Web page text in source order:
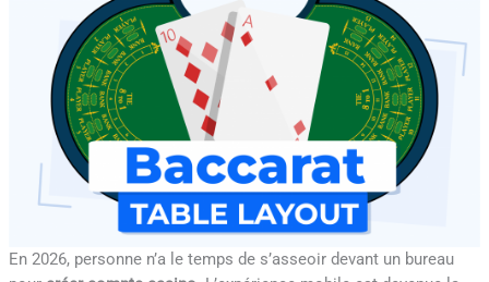
En 2026, personne n’a le temps de s’asseoir devant un bureau